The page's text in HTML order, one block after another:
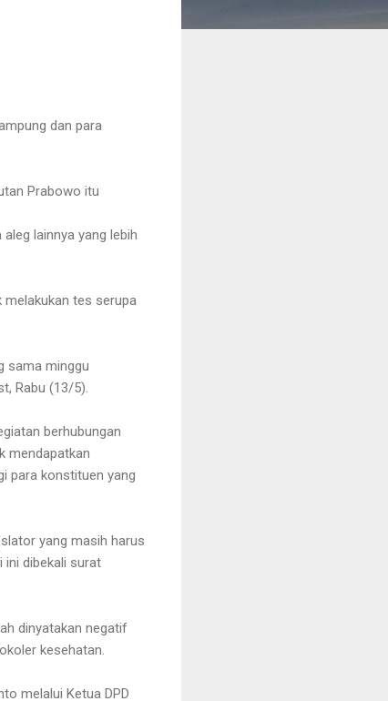
dan para
Prabowo itu
lainnya yang lebih
melakukan tes serupa
sama minggu
Rabu (13/5).
berhubungan
mendapatkan
para konstituen yang
yang masih harus
ini dibekali surat
dinyatakan negatif
kesehatan.
melalui Ketua DPD